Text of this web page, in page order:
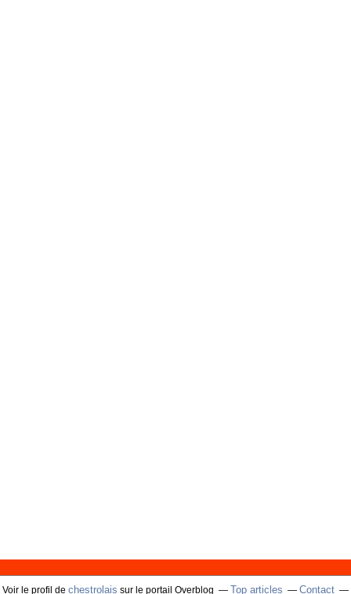
Voir le profil de chestrolais sur le portail Overblog Top articles Contact